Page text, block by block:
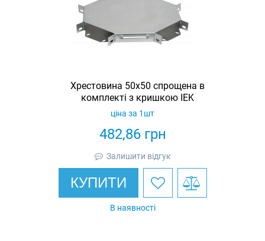
Хрестовина 50х50 спрощена в
комплекті з кришкою IEK
482,86грн
ціна за 1шт
Залишити відгук
КУПИТИ
В наявності